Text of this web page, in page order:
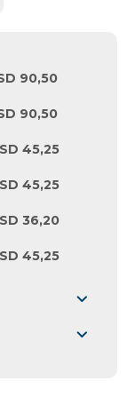
90,50
90,50
45,25
45,25
36,20
45,25